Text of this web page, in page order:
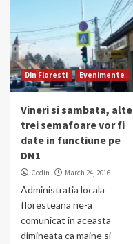
Din Floresti Evenimente
Vineri si sambata, alte
trei semafoare vor fi
date in functiune pe
DN1
Codin March 24, 2016
Administratia locala
floresteana ne-a
comunicat in aceasta
dimineata ca maine si